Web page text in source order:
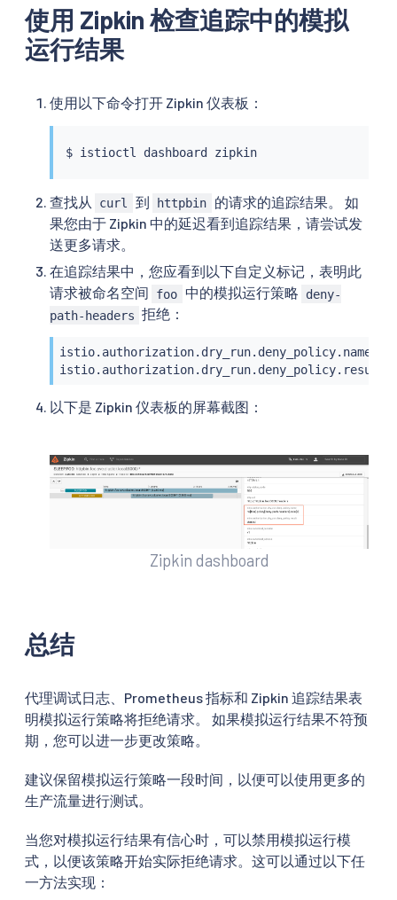
使用 Zipkin 检查追踪中的模拟
运行结果
使用以下命令打开 Zipkin 仪表板：
$ istioctl dashboard zipkin
查找从 curl 到 httpbin
的请求的追踪结果。 如
果您由于 Zipkin 中的延迟看到追踪结果，请尝试发
送更多请求。
在追踪结果中，您应看到以下自定义标记，表明此
请求被命名空间
foo 中的模拟运行策略
deny-
path-headers 拒绝：
istio.authorization.dry_run.deny_policy.name:
istio.authorization.dry_run.deny_policy.result:
以下是 Zipkin 仪表板的屏幕截图：
Zipkin dashboard
总结
代理调试日志、Prometheus 指标和 Zipkin 追踪结果表
明模拟运行策略将拒绝请求。 如果模拟运行结果不符预
期，您可以进一步更改策略。
建议保留模拟运行策略一段时间，以便可以使用更多的
生产流量进行测试。
当您对模拟运行结果有信心时，可以禁用模拟运行模
式，以便该策略开始实际拒绝请求。这可以通过以下任
一方法实现：